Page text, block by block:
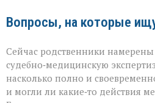
Вопросы, на которые
Сейчас родственники
судебно‑медицинскую
насколько полно и
и могли ли какие‑то действия